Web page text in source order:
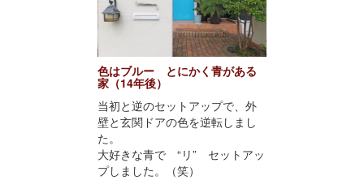
色はブルー とにかく青がある
家（14年後）
当初と逆のセットアップで、外
壁と玄関ドアの色を逆転しまし
た。
大好きな青で “リ” セットアッ
プしました。（笑）